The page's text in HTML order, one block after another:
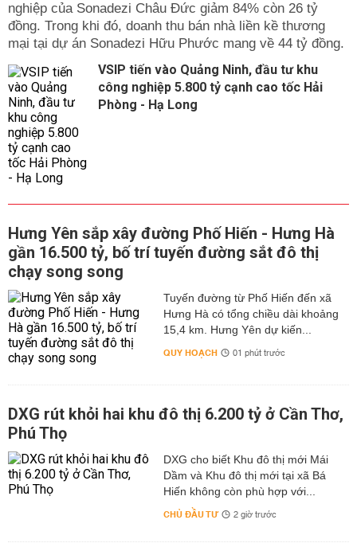
nghiệp của Sonadezi Châu Đức giảm 84% còn 26 tỷ
đồng. Trong khi đó, doanh thu bán nhà liền kề thương
mại tại dự án Sonadezi Hữu Phước mang về 44 tỷ đồng.
VSIP tiến vào Quảng Ninh, đầu tư khu
công nghiệp 5.800 tỷ cạnh cao tốc Hải
Phòng - Hạ Long
Hưng Yên sắp xây đường Phố Hiến - Hưng Hà
gần 16.500 tỷ, bố trí tuyến đường sắt đô thị
chạy song song
Tuyến đường từ Phố Hiến đến xã
Hưng Hà có tổng chiều dài khoảng
15,4 km. Hưng Yên dự kiến...
QUY HOẠCH 01 phút trước
DXG rút khỏi hai khu đô thị 6.200 tỷ ở Cần Thơ,
Phú Thọ
DXG cho biết Khu đô thị mới Mái
Dầm và Khu đô thị mới tại xã Bá
Hiến không còn phù hợp với...
CHỦ ĐẦU TƯ 2 giờ trước